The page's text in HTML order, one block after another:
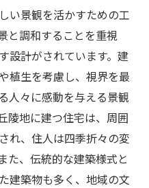
い景観を活かすための工
と調和することを重視
設計がされています。建
植生を考慮し、視界を最
人々に感動を与える景観
陵地に建つ住宅は、周囲
れ、住人は四季折々の変
た、伝統的な建築様式と
建築物も多く、地域の文